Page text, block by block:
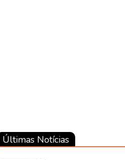
Últimas Notícias